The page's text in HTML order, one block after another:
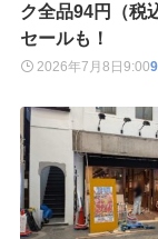
ク全品94円（税
セールも！
2026年7月8日9:00